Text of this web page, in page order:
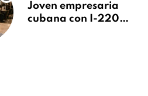
Joven empresaria
cubana con I-220A